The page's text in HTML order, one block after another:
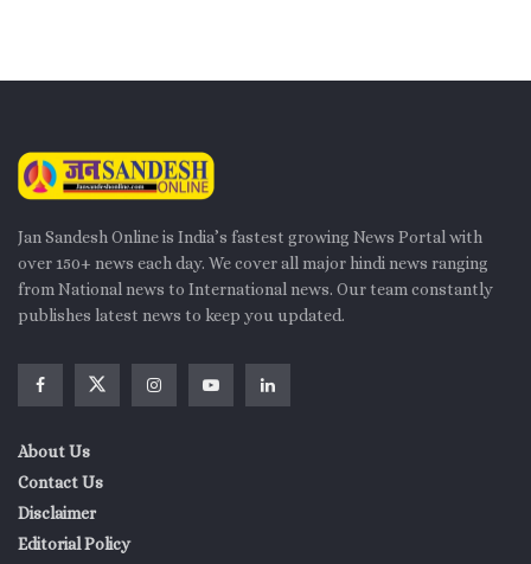
Jan Sandesh Online is India’s fastest growing News Portal with
over 150+ news each day. We cover all major hindi news ranging
from National news to International news. Our team constantly
publishes latest news to keep you updated.
About Us
Contact Us
Disclaimer
Editorial Policy